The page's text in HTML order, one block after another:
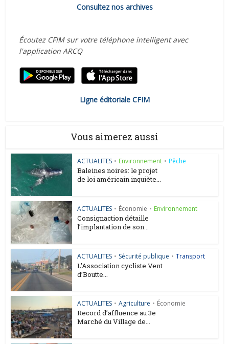
Consultez nos archives
Écoutez CFIM sur votre téléphone intelligent avec
l'application ARCQ
Ligne éditoriale CFIM
Vous aimerez aussi
ACTUALITES • Environnement • Pêche
Baleines noires: le projet
de loi américain inquiète...
ACTUALITES • Économie • Environnement
Consignaction détaille
l’implantation de son...
ACTUALITES • Sécurité publique • Transport
L’Association cycliste Vent
d’Boutte...
ACTUALITES • Agriculture • Économie
Record d’affluence au 3e
Marché du Village de...